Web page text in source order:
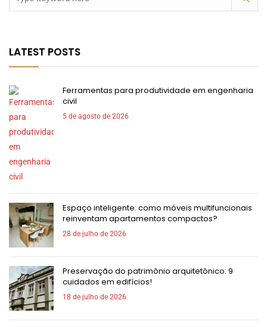
LATEST POSTS
Ferramentas para produtividade em engenharia
civil
5 de agosto de 2026
Espaço inteligente: como móveis multifuncionais
reinventam apartamentos compactos?
28 de julho de 2026
Preservação do patrimônio arquitetônico: 9
cuidados em edifícios!
18 de julho de 2026